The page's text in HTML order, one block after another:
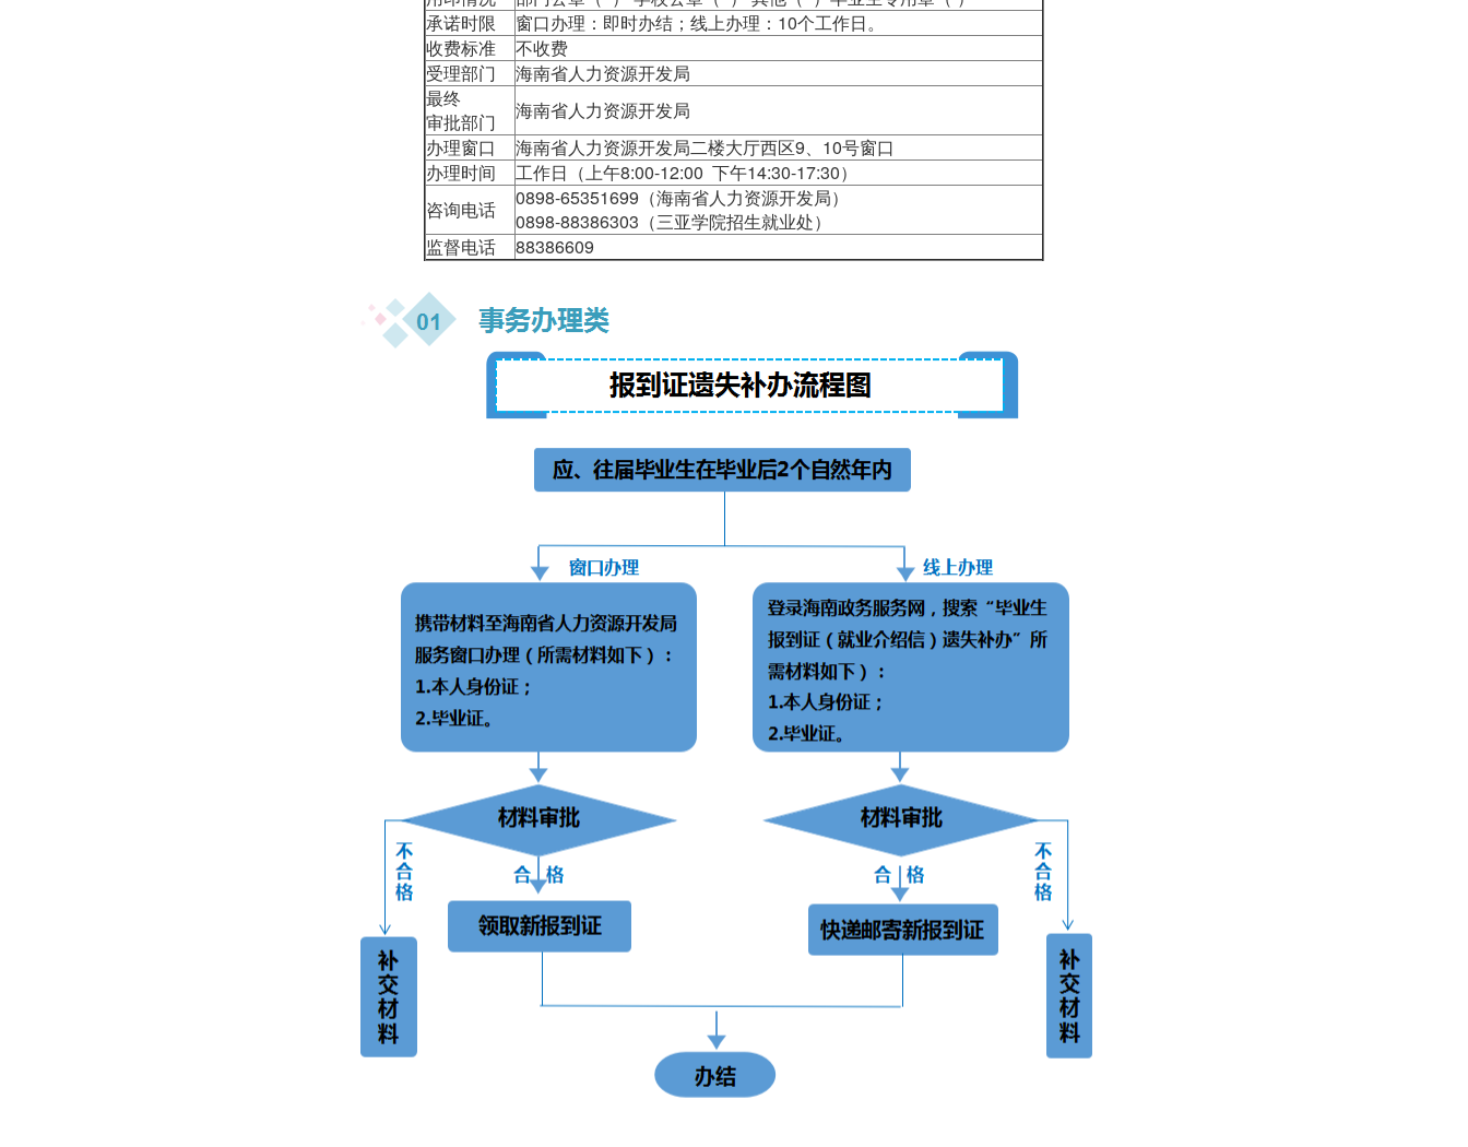
承诺时限
窗口办理：即时办结；线上办理：10个工作日。
收费标准
不收费
受理部门
海南省人力资源开发局
最终
审批部门
海南省人力资源开发局
办理窗口
海南省人力资源开发局二楼大厅西区9、10号窗口
办理时间
工作日（上午8:00-12:00 下午14:30-17:30）
咨询电话
0898-65351699（海南省人力资源开发局）
0898-88386303（三亚学院招生就业处）
监督电话
88386609